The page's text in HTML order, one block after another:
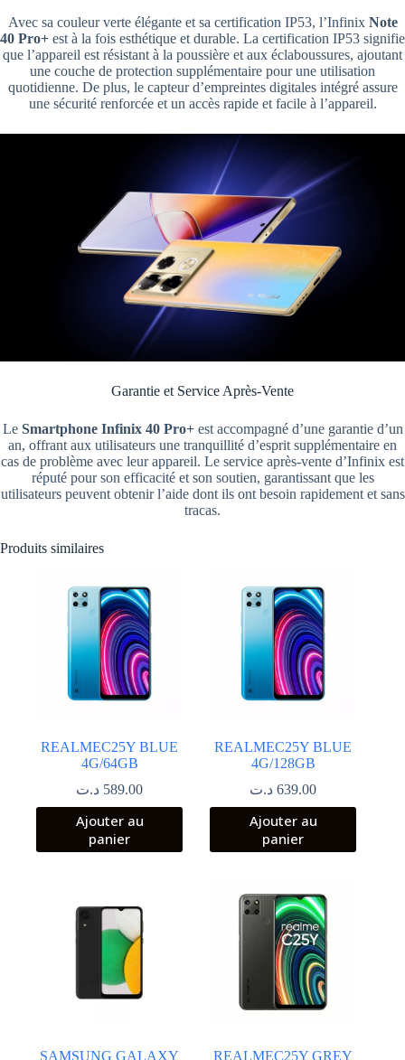
Avec sa couleur verte élégante et sa certification IP53, l’InfinixNote
40 Pro+ est à la fois esthétique et durable. La certification IP53 signifie
que l’appareil est résistant à la poussière et aux éclaboussures, ajoutant
une couche de protection supplémentaire pour une utilisation
quotidienne. De plus, le capteur d’empreintes digitales intégré assure
une sécurité renforcée et un accès rapide et facile à l’appareil.
Garantie et Service Après-Vente
Le Smartphone Infinix 40 Pro+est accompagné d’une garantie d’un
an, offrant aux utilisateurs une tranquillité d’esprit supplémentaire en
cas de problème avec leur appareil. Le service après-vente d’Infinix est
réputé pour son efficacité et son soutien, garantissant que les
utilisateurs peuvent obtenir l’aide dont ils ont besoin rapidement et sans
tracas.
Produits similaires
REALMEC25Y BLUE
4G/64GB
589.00 د.ت
Ajouter au
panier
REALMEC25Y BLUE
4G/128GB
639.00 د.ت
Ajouter au
panier
SAMSUNG GALAXY REALMEC25Y GREY